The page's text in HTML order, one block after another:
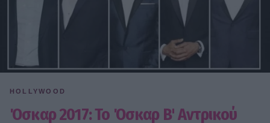
HOLLYWOOD
Όσκαρ 2017: Το Όσκαρ Β' Αντρικού